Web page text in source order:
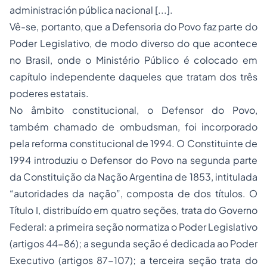
administración pública nacional [...].
Vê-se, portanto, que a Defensoria do Povo faz parte do
Poder Legislativo, de modo diverso do que acontece
no Brasil, onde o Ministério Público é colocado em
capítulo independente daqueles que tratam dos três
poderes estatais.
No âmbito constitucional, o Defensor do Povo,
também chamado de ombudsman, foi incorporado
pela reforma constitucional de 1994. O Constituinte de
1994 introduziu o Defensor do Povo na segunda parte
da Constituição da Nação Argentina de 1853, intitulada
“autoridades da nação”, composta de dos títulos. O
Título I, distribuído em quatro seções, trata do Governo
Federal: a primeira seção normatiza o Poder Legislativo
(artigos 44-86); a segunda seção é dedicada ao Poder
Executivo (artigos 87-107); a terceira seção trata do